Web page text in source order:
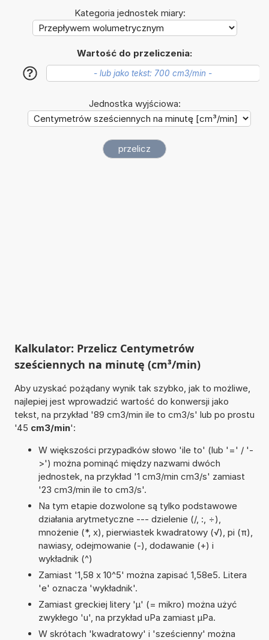
Kategoria jednostek miary:
Wartość do przeliczenia:
?
Jednostka wyjściowa:
Kalkulator: Przelicz Centymetrów
sześciennych na minutę (cm³/min)
Aby uzyskać pożądany wynik tak szybko, jak to możliwe,
najlepiej jest wprowadzić wartość do konwersji jako
tekst, na przykład '89 cm3/min ile to cm3/s' lub po prostu
'45 cm3/min':
W większości przypadków słowo 'ile to' (lub '=' / '-
>') można pominąć między nazwami dwóch
jednostek, na przykład '1 cm3/min cm3/s' zamiast
'23 cm3/min ile to cm3/s'.
Na tym etapie dozwolone są tylko podstawowe
działania arytmetyczne --- dzielenie (/, :, ÷),
mnożenie (*, x), pierwiastek kwadratowy (√), pi (π),
nawiasy, odejmowanie (-), dodawanie (+) i
wykładnik (^)
Zamiast '1,58 x 10^5' można zapisać 1,58e5. Litera
'e' oznacza 'wykładnik'.
Zamiast greckiej litery 'µ' (= mikro) można użyć
zwykłego 'u', na przykład uPa zamiast µPa.
W skrótach 'kwadratowy' i 'sześcienny' można